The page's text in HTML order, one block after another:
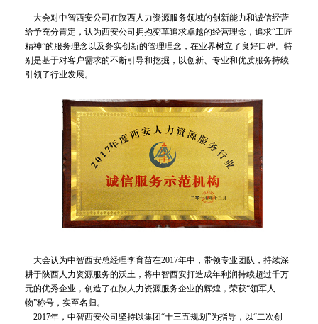
大会对中智西安公司在陕西人力资源服务领域的创新能力和诚信经营
给予充分肯定，认为西安公司拥抱变革追求卓越的经营理念，追求“工匠
精神”的服务理念以及务实创新的管理理念，在业界树立了良好口碑。特
别是基于对客户需求的不断引导和挖掘，以创新、专业和优质服务持续
引领了行业发展。
大会认为中智西安总经理李育苗在2017年中，带领专业团队，持续深
耕于陕西人力资源服务的沃土，将中智西安打造成年利润持续超过千万
元的优秀企业，创造了在陕人力资源服务企业的辉煌，荣获“领军人
物”称号，实至名归。
2017年，中智西安公司坚持以集团“十三五规划”为指导，以“二次创